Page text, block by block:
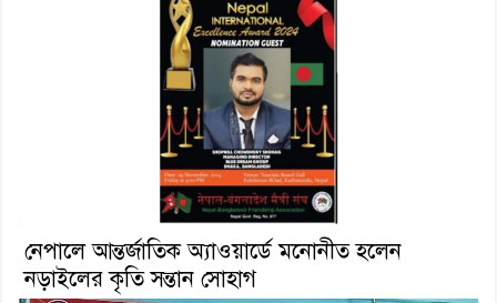
নেপালে আন্তর্জাতিক অ্যাওয়ার্ডে মনোনীত হলেন
নড়াইলের কৃতি সন্তান সোহাগ